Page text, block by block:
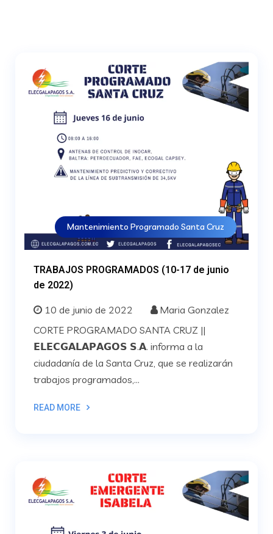
Mantenimiento Programado Santa Cruz
TRABAJOS PROGRAMADOS (10-17 de junio
de 2022)
10 de junio de 2022
Maria Gonzalez
CORTE PROGRAMADO SANTA CRUZ ||
𝗘𝗟𝗘𝗖𝗚𝗔𝗟𝗔𝗣𝗔𝗚𝗢𝗦 𝗦.𝗔. informa a la
ciudadanía de la Santa Cruz, que se realizarán
trabajos programados,...
READ MORE